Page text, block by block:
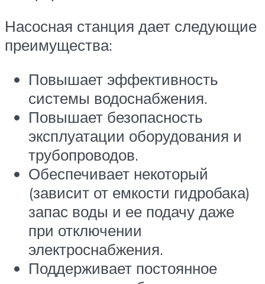
Насосная станция дает следующие
преимущества:
Повышает эффективность
системы водоснабжения.
Повышает безопасность
эксплуатации оборудования и
трубопроводов.
Обеспечивает некоторый
(зависит от емкости гидробака)
запас воды и ее подачу даже
при отключении
электроснабжения.
Поддерживает постоянное